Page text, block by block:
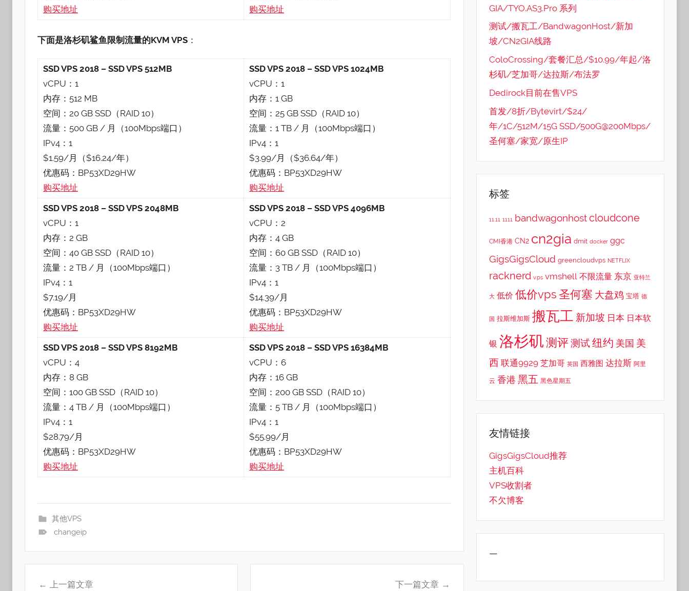
购买地址
购买地址
下面是洛杉矶鲨鱼限制流量的KVM VPS ：
SSD VPS 2018 – SSD VPS 512MB
vCPU：1
内存：512 MB
空间：20 GB SSD（RAID 10）
流量：500 GB / 月（100Mbps端口）
IPv4：1
$1.59/月（$16.24/年）
优惠码：BP53XD29HW
购买地址
SSD VPS 2018 – SSD VPS 1024MB
vCPU：1
内存：1 GB
空间：25 GB SSD（RAID 10）
流量：1 TB / 月（100Mbps端口）
IPv4：1
$3.99/月（$36.64/年）
优惠码：BP53XD29HW
购买地址
SSD VPS 2018 – SSD VPS 2048MB
vCPU：1
内存：2 GB
空间：40 GB SSD（RAID 10）
流量：2 TB / 月（100Mbps端口）
IPv4：1
$7.19/月
优惠码：BP53XD29HW
购买地址
SSD VPS 2018 – SSD VPS 4096MB
vCPU：2
内存：4 GB
空间：60 GB SSD（RAID 10）
流量：3 TB / 月（100Mbps端口）
IPv4：1
$14.39/月
优惠码：BP53XD29HW
购买地址
SSD VPS 2018 – SSD VPS 8192MB
vCPU：4
内存：8 GB
空间：100 GB SSD（RAID 10）
流量：4 TB / 月（100Mbps端口）
IPv4：1
$28.79/月
优惠码：BP53XD29HW
购买地址
SSD VPS 2018 – SSD VPS 16384MB
vCPU：6
内存：16 GB
空间：200 GB SSD（RAID 10）
流量：5 TB / 月（100Mbps端口）
IPv4：1
$55.99/月
优惠码：BP53XD29HW
购买地址
其他VPS
changeip
上一篇文章 下一篇文章
GIA/TYO.AS3.Pro 系列
测试/搬瓦工/BandwagonHost/新加
坡/CN2GIA线路
ColoCrossing/套餐汇总/$10.99/年起/洛
杉矶/芝加哥/达拉斯/布法罗
Dedirock目前在售VPS
首发/8折/Bytevirt/$24/
年/1C/512M/15G SSD/500G@200Mbps/
圣何塞/家宽/原生IP
标签
11.11 1111 bandwagonhostcloudcone
CMI香港 CN2 cn2gia dmit docker ggc
GigsGigsCloud greencloudvps NETFLIX
racknerd v.ps vmshell 不限流量 东京 亚特兰
大 低价 低价vps 圣何塞 大盘鸡 宝塔 德
国 拉斯维加斯 搬瓦工 新加坡 日本 日本软
银 洛杉矶 测评测试纽约 美国 美
西 联通9929 芝加哥 英国 西雅图 达拉斯 阿里
云 香港 黑五 黑色星期五
友情链接
GigsGigsCloud推荐
主机百科
VPS收割者
不欠博客
—